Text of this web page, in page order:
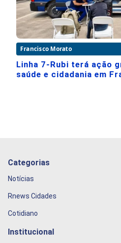
Francisco Morato
Linha 7-Rubi terá ação
saúde e cidadania em
Categorias
Notícias
Rnews Cidades
Cotidiano
Institucional